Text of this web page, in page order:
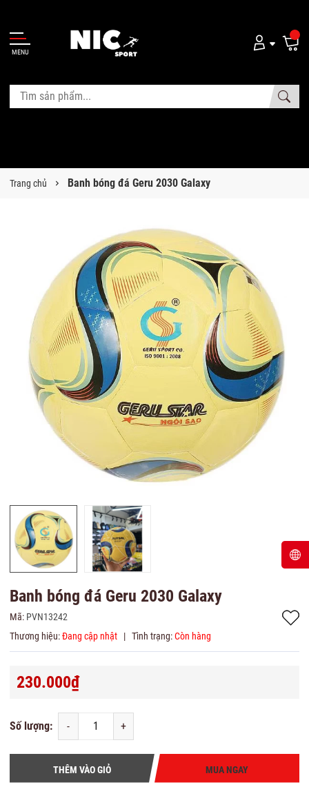
MENU
Trang chủ Banh bóng đá Geru 2030 Galaxy
Banh bóng đá Geru 2030 Galaxy
Mã: PVN13242
Thương hiệu:Đang cập nhật | Tình trạng:Còn hàng
230.000₫
Số lượng: - +
THÊM VÀO GIỎ MUA NGAY